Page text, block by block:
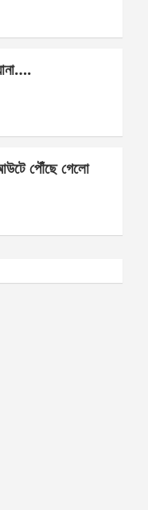
পৌঁছে গেলো